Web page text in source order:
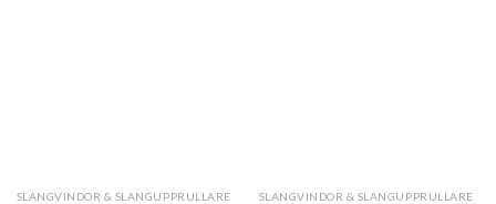
SLANGVINDOR & SLANGUPPRULLARE SLANGVINDOR & SLANGUPPRULLARE